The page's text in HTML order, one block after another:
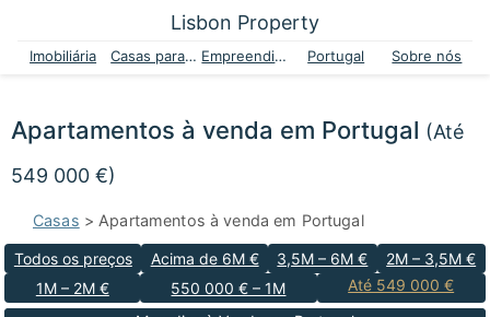
Lisbon Property
Imobiliária Casas para venda Empreendimentos Portugal Sobre nós
Apartamentos à venda em Portugal (Até
549 000 €)
Casas > Apartamentos à venda em Portugal
Todos os preços Acima de 6M € 3,5M – 6M €
2M – 3,5M €
1M – 2M €
550 000 € – 1M
Até 549 000 €